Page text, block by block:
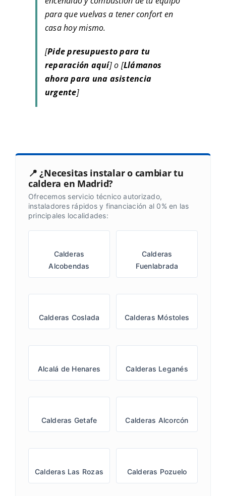
para que vuelvas a tener confort en
casa hoy mismo.
[Pide presupuesto para tu
reparación aquí] o [Llámanos
ahora para una asistencia
urgente]
📍 ¿Necesitas instalar o cambiar tu
caldera en Madrid?
Ofrecemos servicio técnico autorizado,
instaladores rápidos y financiación al 0% en las
principales localidades:
Calderas
Alcobendas
Calderas
Fuenlabrada
Calderas Coslada Calderas Móstoles
Alcalá de Henares Calderas Leganés
Calderas Getafe Calderas Alcorcón
Calderas Las Rozas Calderas Pozuelo